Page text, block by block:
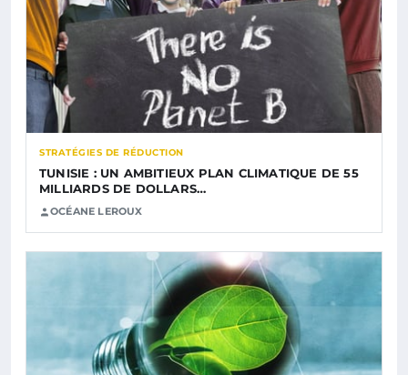
STRATÉGIES DE RÉDUCTION
TUNISIE : UN AMBITIEUX PLAN CLIMATIQUE DE 55
MILLIARDS DE DOLLARS…
OCÉANE LEROUX